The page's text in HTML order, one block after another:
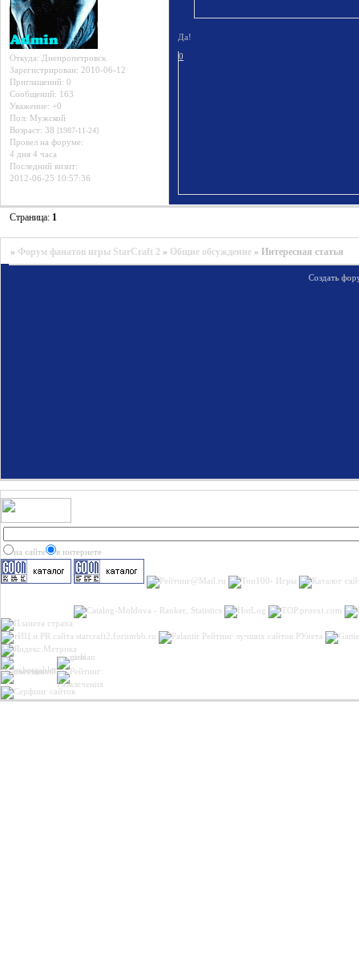
Откуда: Днепропетровск
Зарегистрирован: 2010-06-12
Приглашений: 0
Сообщений: 163
Уважение: +0
Пол: Мужской
Возраст: 38 [1987-11-24]
Провел на форуме:
4 дня 4 часа
Последний визит:
2012-06-25 10:57:36
Да!
0
Страница: 1
» Форум фанатов игры StarCraft 2 » Общие обсуждение »Интересная статья
Создать
на сайте в интернете
Рейтинг лучших сайтов РУнета